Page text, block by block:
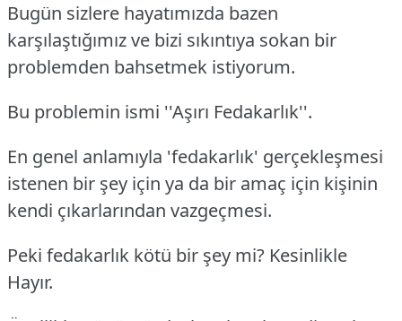
Bugün sizlere hayatımızda bazen
karşılaştığımız ve bizi sıkıntıya sokan bir
problemden bahsetmek istiyorum.
Bu problemin ismi ''Aşırı Fedakarlık''.
En genel anlamıyla 'fedakarlık' gerçekleşmesi
istenen bir şey için ya da bir amaç için kişinin
kendi çıkarlarından vazgeçmesi.
Peki fedakarlık kötü bir şey mi? Kesinlikle
Hayır.